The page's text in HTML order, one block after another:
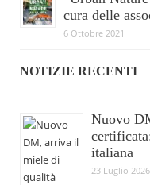
cura delle
6 Ottobre 2021
NOTIZIE RECENTI
Nuovo
italiana
23 Luglio 2026